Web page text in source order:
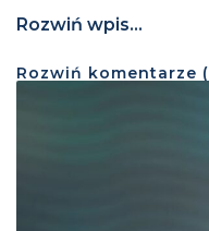
Rozwiń wpis...
Rozwiń komentarze (